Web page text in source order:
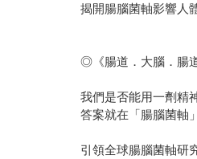
揭開腸腦菌軸影響人
◎《腸道．大腦．腸
我們是否能用一劑精
答案就在「腸腦菌軸
引領全球腸腦菌軸研